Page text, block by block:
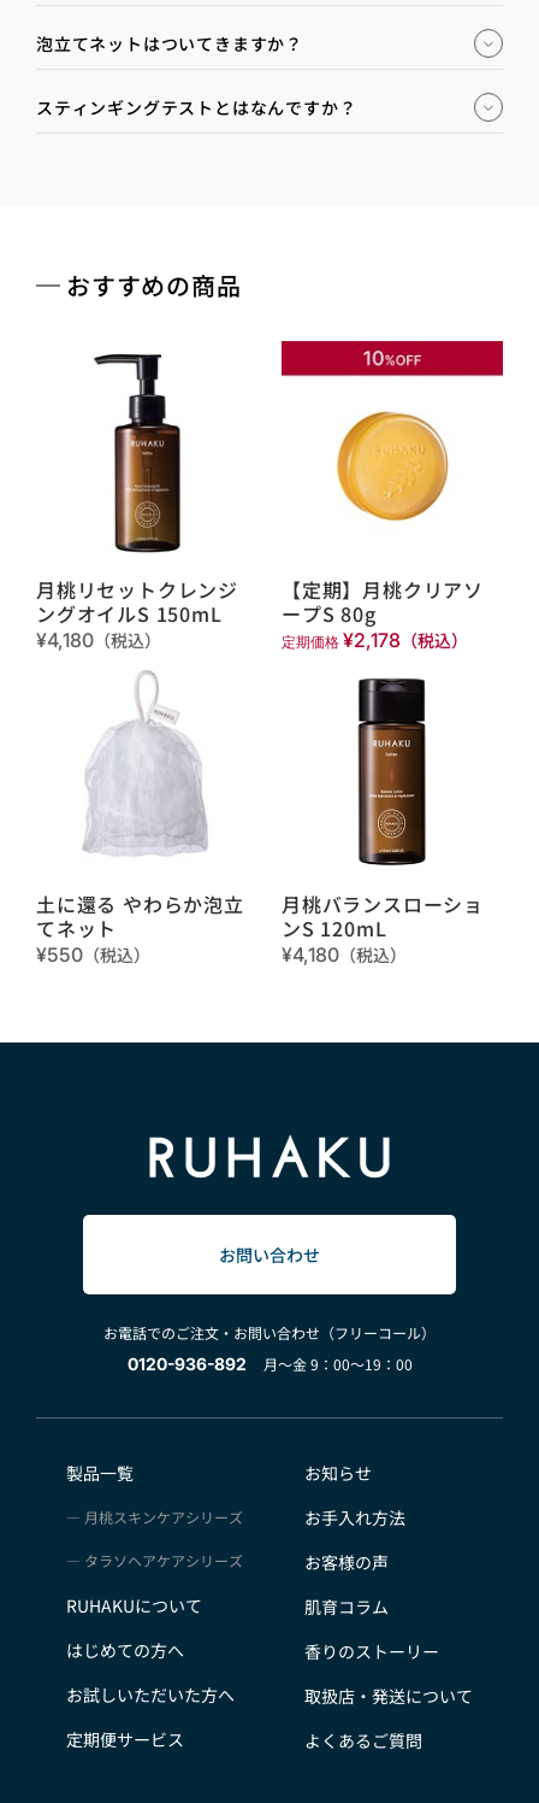
泡立てネットはついてきますか？
スティンギングテストとはなんですか？
おすすめの商品
月桃リセットクレンジ
ングオイルS 150mL
¥4,180 （税込）
【定期】月桃クリアソ
ープS 80g
定期価格 ¥2,178 （税込）
土に還る やわらか泡立
てネット
¥550 （税込）
月桃バランスローショ
ンS 120mL
¥4,180 （税込）
お問い合わせ
お電話でのご注文・お問い合わせ（フリーコール）
0120-936-892
月～金 9：00～19：00
製品一覧
月桃スキンケアシリーズ
タラソヘアケアシリーズ
RUHAKUについて
はじめての方へ
お試しいただいた方へ
定期便サービス
お知らせ
お手入れ方法
お客様の声
肌育コラム
香りのストーリー
取扱店・発送について
よくあるご質問